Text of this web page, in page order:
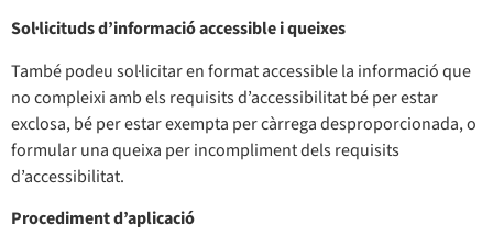
Sol·licituds d’informació accessible i queixes
També podeu sol·licitar en format accessible la informació que
no compleixi amb els requisits d’accessibilitat bé per estar
exclosa, bé per estar exempta per càrrega desproporcionada, o
formular una queixa per incompliment dels requisits
d’accessibilitat.
Procediment d’aplicació